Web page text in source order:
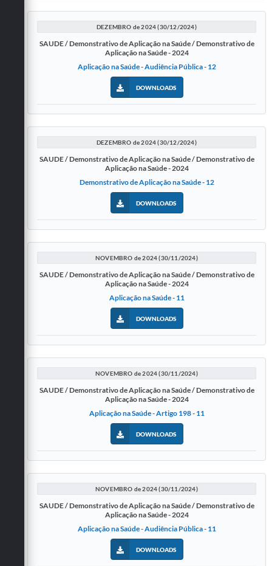
DEZEMBRO de 2024 (30/12/2024)
SAUDE / Demonstrativo de Aplicação na Saúde / Demonstrativo de
Aplicação na Saúde - 2024
Aplicação na Saúde - Audiência Pública - 12
DOWNLOADS
DEZEMBRO de 2024 (30/12/2024)
SAUDE / Demonstrativo de Aplicação na Saúde / Demonstrativo de
Aplicação na Saúde - 2024
Demonstrativo de Aplicação na Saúde - 12
DOWNLOADS
NOVEMBRO de 2024 (30/11/2024)
SAUDE / Demonstrativo de Aplicação na Saúde / Demonstrativo de
Aplicação na Saúde - 2024
Aplicação na Saúde - 11
DOWNLOADS
NOVEMBRO de 2024 (30/11/2024)
SAUDE / Demonstrativo de Aplicação na Saúde / Demonstrativo de
Aplicação na Saúde - 2024
Aplicação na Saúde - Artigo 198 - 11
DOWNLOADS
NOVEMBRO de 2024 (30/11/2024)
SAUDE / Demonstrativo de Aplicação na Saúde / Demonstrativo de
Aplicação na Saúde - 2024
Aplicação na Saúde - Audiência Pública - 11
DOWNLOADS